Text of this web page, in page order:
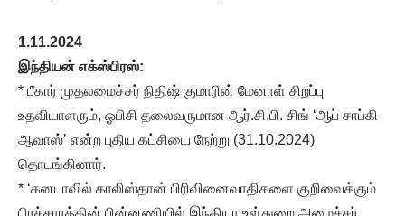
1.11.2024
இந்தியன் எக்ஸ்பிரஸ்:
* பீகார் முதலமைச்சர் நிதிஷ் குமாரின் மேனாள் சிறப்பு
உதவியாளரும், ஓபிசி தலைவருமான ஆர்.சி.பி. சிங் ‘ஆப் சாப்கி
ஆவாஸ்’ என்ற புதிய கட்சியை நேற்று (31.10.2024)
தொடங்கினார்.
* ‘கனடாவில் காலிஸ்தான் பிரிவினைவாதிகளை குறிவைக்கும்
பிரச்சாரத்தின் பின்னணியில் இந்தியா உள்துறை அமைச்சர்